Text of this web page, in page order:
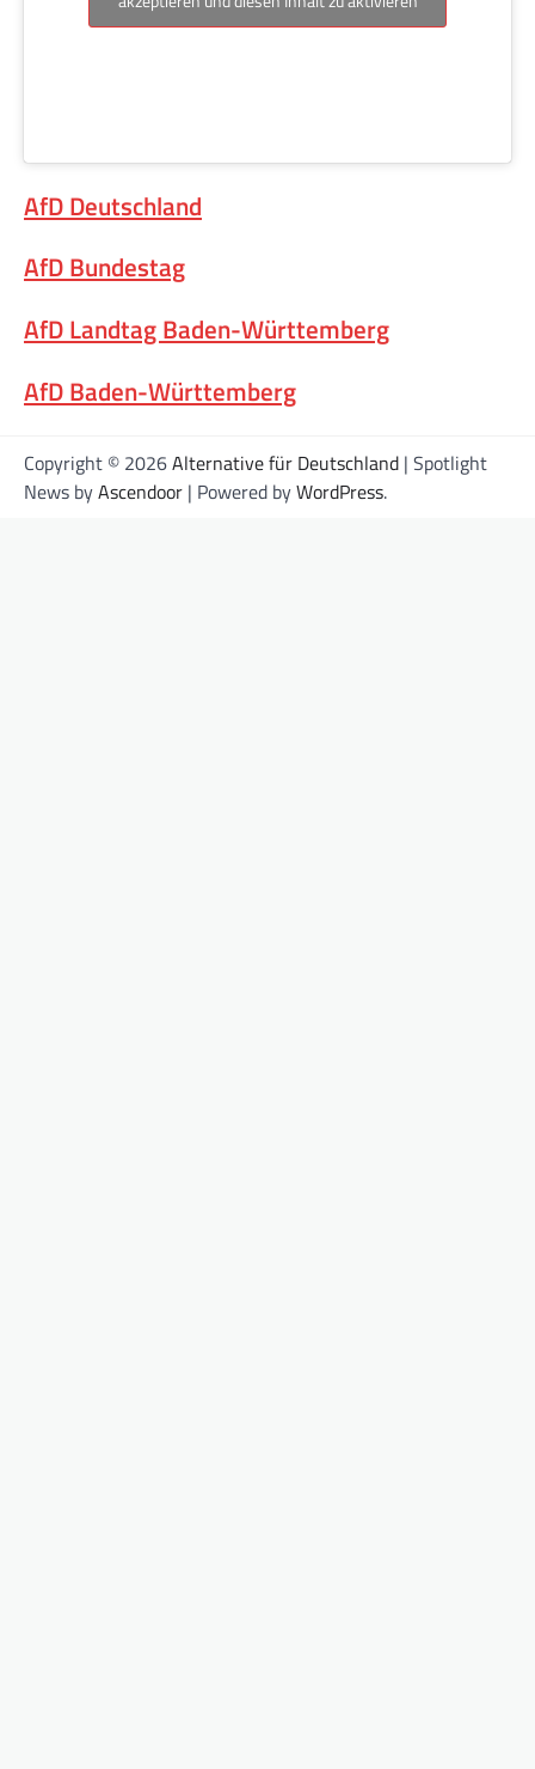
AfD Deutschland
AfD Bundestag
AfD Landtag Baden-Württemberg
AfD Baden-Württemberg
Copyright © 2026Alternative für Deutschland | Spotlight
News byAscendoor | Powered byWordPress.